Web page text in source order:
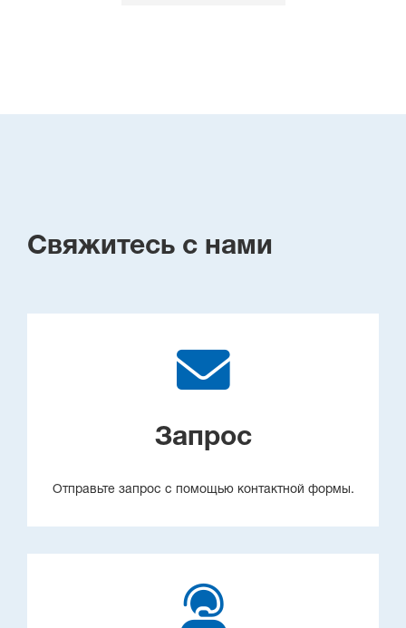
Свяжитесь с нами
Запрос
Отправьте запрос с помощью контактной формы.